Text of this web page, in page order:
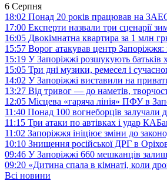
6 Серпня
18:02 Понад 20 років працював на ЗАЕС,
17:00 Експерти назвали три сценарії
16:05 Двокімнатна квартира за 1 млн
15:57 Ворог атакував центр
15:19 У Запоріжжі розшукують
15:05 Три дні музики, ремесел і
14:02 У Запоріжжі виставили на
13:27 Від тривог — до наметів,
12:05 Місцева «гаряча лінія» ПФУ в
11:40 Понад 100 вогнеборців залучали
11:15 Три атаки по автівках і удар
11:02 Запоріжжя ініціює зміни до
10:10 Знищення російської ДРГ в
09:46 У Запоріжжі 660 мешканців
09:20 «Дитина спала в кімнаті, коли
Всі новини